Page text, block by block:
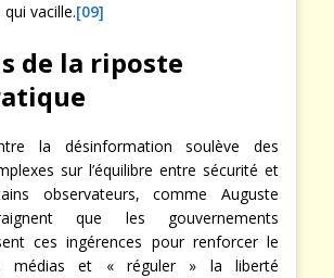
vacille.[09]
de la riposte
la désinformation soulève des
sur l’équilibre entre sécurité et
observateurs, comme Auguste
que les gouvernements
ces ingérences pour renforcer le
médias et « réguler » la liberté